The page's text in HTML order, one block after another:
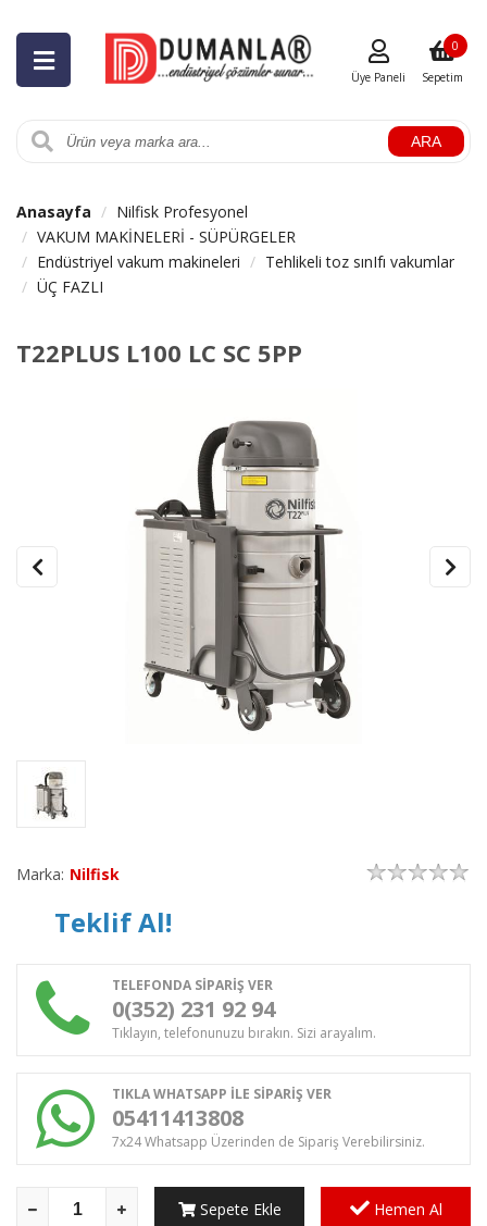
ARA
Üye Paneli Sepetim
0
Anasayfa
Nilfisk Profesyonel
VAKUM MAKİNELERİ - SÜPÜRGELER
Endüstriyel vakum makineleri
Tehlikeli toz sınIfı vakumlar
ÜÇ FAZLI
T22PLUS L100 LC SC 5PP
Marka: Nilfisk
Teklif Al!
TELEFONDA SİPARİŞ VER
0(352) 231 92 94
Tıklayın, telefonunuzu bırakın. Sizi arayalım.
TIKLA WHATSAPP İLE SİPARİŞ VER
05411413808
7x24 Whatsapp Üzerinden de Sipariş Verebilirsiniz.
Sepete Ekle Hemen Al